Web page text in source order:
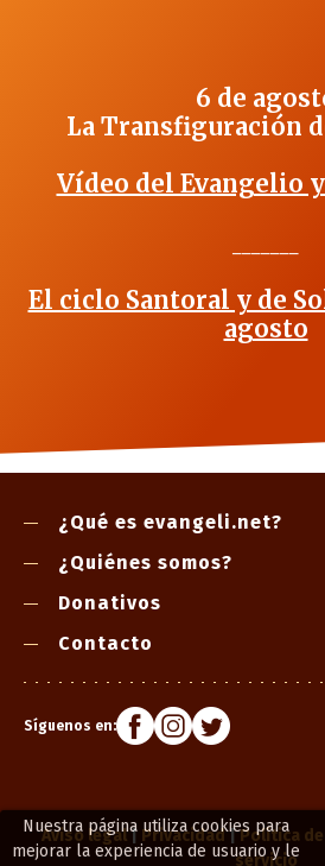
Nuestra página utiliza cookies para
mejorar la experiencia de usuario y le
6 de
La Transfiguración
Vídeo del Evangelio
El ciclo Santoral y de
agosto
¿Qué es evangeli.net?
¿Quiénes somos?
Donativos
Contacto
Síguenos en:
Aviso legal| Privacidad|Política
servicio